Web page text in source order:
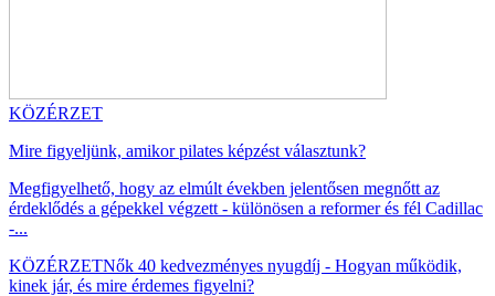
KÖZÉRZET
Mire figyeljünk, amikor pilates képzést választunk?
Megfigyelhető, hogy az elmúlt években jelentősen megnőtt az
érdeklődés a gépekkel végzett - különösen a reformer és fél Cadillac
-...
KÖZÉRZETNők 40 kedvezményes nyugdíj - Hogyan működik,
kinek jár, és mire érdemes figyelni?